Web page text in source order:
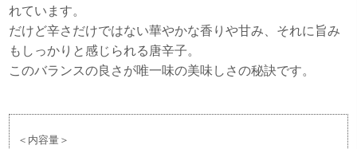
れています。
だけど辛さだけではない華やかな香りや甘み、それに旨み
もしっかりと感じられる唐辛子。
このバランスの良さが唯一味の美味しさの秘訣です。
＜内容量＞